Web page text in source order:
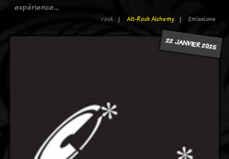
expérience…
rock Alt-Rock Alchemy Emissions
22 JANVIER 2025